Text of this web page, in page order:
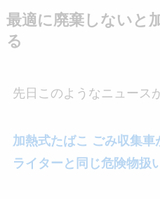
最適に廃棄しないと
る
先日このようなニュース
加熱式たばこ ごみ収集
ライターと同じ危険物扱